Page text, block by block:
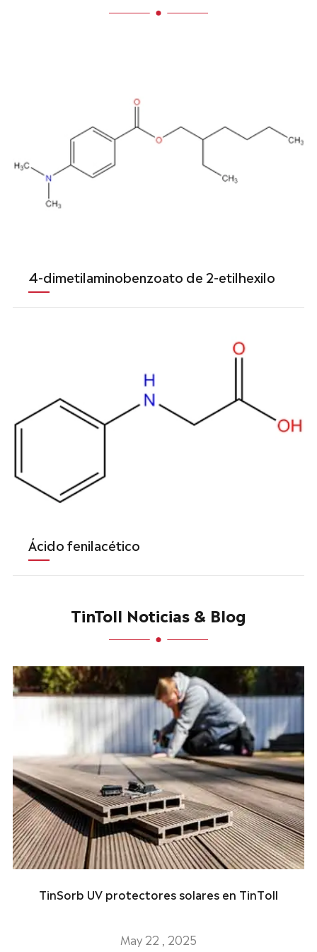
4-dimetilaminobenzoato de 2-etilhexilo
Ácido fenilacético
TinToll Noticias & Blog
TinSorb UV protectores solares en TinToll
May 22 , 2025